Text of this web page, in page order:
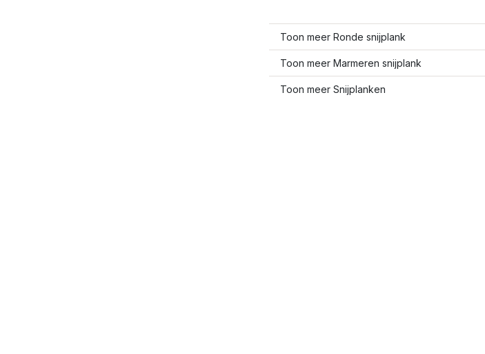
Toon meer Ronde snijplank
Toon meer Marmeren snijplank
Toon meer Snijplanken